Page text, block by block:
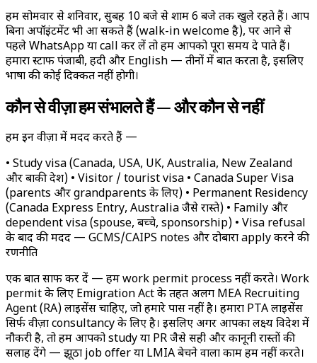
हम सोमवार से शनिवार, सुबह 10 बजे से शाम 6 बजे तक खुले रहते हैं। आप
बिना अपॉइंटमेंट भी आ सकते हैं (walk-in welcome है), पर आने से
पहले WhatsApp या call कर लें तो हम आपको पूरा समय दे पाते हैं।
हमारा स्टाफ पंजाबी, हिंदी और English — तीनों में बात करता है, इसलिए
भाषा की कोई दिक्कत नहीं होगी।
कौन से वीज़ा हम संभालते हैं — और कौन से नहीं
हम इन वीज़ा में मदद करते हैं —
• Study visa (Canada, USA, UK, Australia, New Zealand
और बाकी देश) • Visitor / tourist visa • Canada Super Visa
(parents और grandparents के लिए) • Permanent Residency
(Canada Express Entry, Australia जैसे रास्ते) • Family और
dependent visa (spouse, बच्चे, sponsorship) • Visa refusal
के बाद की मदद — GCMS/CAIPS notes और दोबारा apply करने की
रणनीति
एक बात साफ कर दें — हम work permit process नहीं करते। Work
permit के लिए Emigration Act के तहत अलग MEA Recruiting
Agent (RA) लाइसेंस चाहिए, जो हमारे पास नहीं है। हमारा PTA लाइसेंस
सिर्फ वीज़ा consultancy के लिए है। इसलिए अगर आपका लक्ष्य विदेश में
नौकरी है, तो हम आपको study या PR जैसे सही और कानूनी रास्तों की
सलाह देंगे — झूठा job offer या LMIA बेचने वाला काम हम नहीं करते।